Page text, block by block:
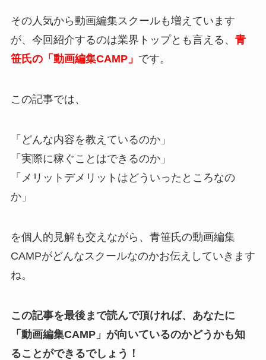
その人気から動画編集スクールも増えています
が、今回紹介するのは業界トップとも言える、 青
笹氏の「動画編集CAMP」 です。
この記事では、
「どんな内容を教えているのか」
「実際に稼ぐことはできるのか」
「メリットデメリットはどういったところなの
か」
を個人的見解も交えながら、青笹氏の動画編集
CAMPがどんなスクールなのかお伝えしていきます
ね。
この記事を最後まで読んで頂ければ、あなたに
「動画編集CAMP」が向いているのかどうかも知
ることができるでしょう！